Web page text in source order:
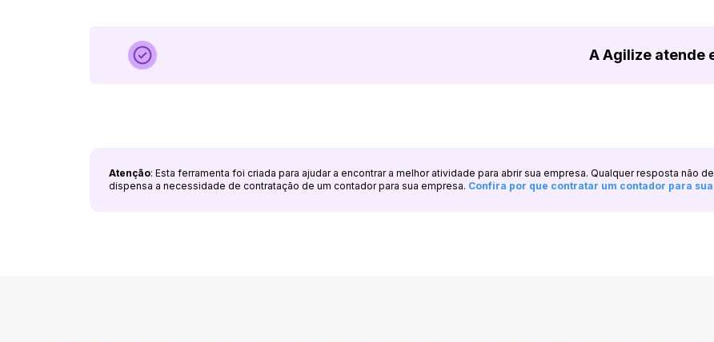
A Agilize atende
Atenção: Esta ferramenta foi criada para ajudar a encontrar a melhor atividade para abrir sua empresa. Qualquer resposta não
dispensa a necessidade de contratação de um contador para sua empresa. Confira por que contratar um contador para